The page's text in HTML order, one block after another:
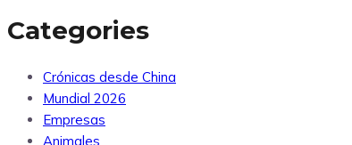
Categories
Crónicas desde China
Mundial 2026
Empresas
Animales